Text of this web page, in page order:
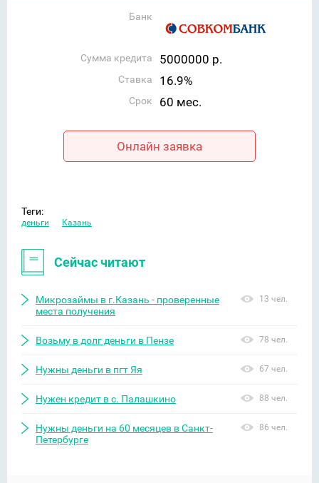
Банк
Сумма кредита 5000000 р.
Ставка 16.9%
Срок 60 мес.
Онлайн заявка
Теги:
деньги Казань
Сейчас читают
Микрозаймы в г.Казань - проверенные
места получения
13 чел.
Возьму в долг деньги в Пензе 78 чел.
Нужны деньги в пгт Яя 67 чел.
Нужен кредит в с. Палашкино 88 чел.
Нужны деньги на 60 месяцев в Санкт-
Петербурге
86 чел.